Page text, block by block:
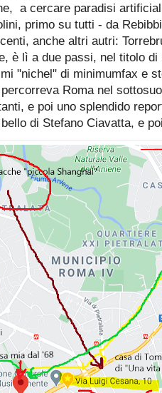
a cercare paradisi
primo su tutti - da
anche altri autri:
è lì a due passi, nel titolo di
"nichel" di minimumfax e
Roma nel
e poi uno splendido
di Stefano Ciavatta, e